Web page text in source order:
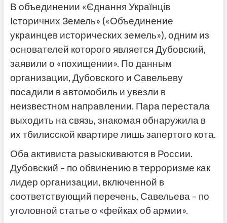
В объединении «Єднання Українців
Історичних Земель» («Объединение
украинцев исторических земель»), одним из
основателей которого является Дубовский,
заявили о «похищении». По данным
организации, Дубовского и Савельеву
посадили в автомобиль и увезли в
неизвестном направлении. Пара перестала
выходить на связь, знакомая обнаружила в
их тбилисской квартире лишь запертого кота.
Оба активиста разыскиваются в России.
Дубовский – по обвинению в терроризме как
лидер организации, включенной в
соответствующий перечень, Савельева – по
уголовной статье о «фейках об армии».